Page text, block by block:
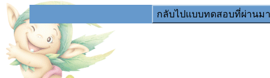
กลับไปแบบทดสอบที่ผ่านมา